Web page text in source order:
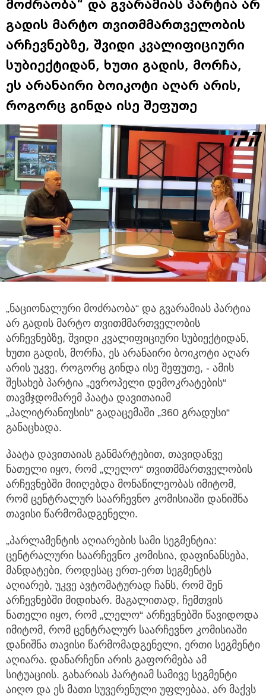
მოძრაობა“ და გვარამიას პარტია არ
გადის მარტო თვითმმართველობის
არჩევნებზე, შვიდი კვალიფიციური
სუბიექტიდან, ხუთი გადის, მორჩა,
ეს არანაირი ბოიკოტი აღარ არის,
როგორც გინდა ისე შეფუთე
„ნაციონალური მოძრაობა“ და გვარამიას პარტია
არ გადის მარტო თვითმმართველობის
არჩევნებზე, შვიდი კვალიფიციური სუბიექტიდან,
ხუთი გადის, მორჩა, ეს არანაირი ბოიკოტი აღარ
არის უკვე, როგორც გინდა ისე შეფუთე, - ამის
შესახებ პარტია „ევროპელი დემოკრატების“
თავმჯდომარემ პაატა დავითაიამ
„პალიტრანიუსის“ გადაცემაში „360 გრადუსი“
განაცხადა.
პაატა დავითაიას განმარტებით, თავიდანვე
ნათელი იყო, რომ „ლელო“ თვითმმართველობის
არჩევნებში მიიღებდა მონაწილეობას იმიტომ,
რომ ცენტრალურ საარჩევნო კომისიაში დანიშნა
თავისი წარმომადგენელი.
„პარლამენტის აღიარების სამი სეგმენტია:
ცენტრალური საარჩევნო კომისია, დაფინანსება,
მანდატები, როდესაც ერთ-ერთ სეგმენტს
აღიარებ, უკვე ავტომატურად ჩანს, რომ შენ
არჩევნებში მიდიხარ. მაგალითად, ჩემთვის
ნათელი იყო, რომ „ლელო“ არჩევნებში წავიდოდა
იმიტომ, რომ ცენტრალურ საარჩევნო კომისიაში
დანიშნა თავისი წარმომადგენელი, ერთი სეგმენტი
აღიარა. დანარჩენი არის გაფორმება ამ
სიტუაციის. გახარიას პარტიამ სამივე სეგმენტი
აიღო და ეს მათი სუვერენული უფლებაა, არ მაქვს